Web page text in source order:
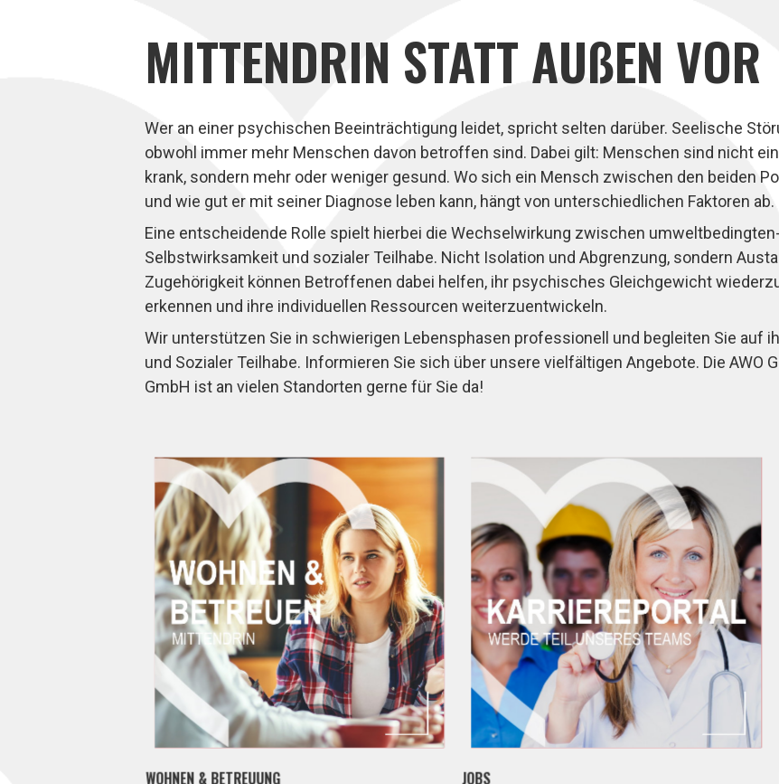
MITTENDRIN STATT AUßEN VOR
Wer an einer psychischen Beeinträchtigung leidet, spricht selten darüber. Seelische
obwohl immer mehr Menschen davon betroffen sind. Dabei gilt: Menschen sind nicht
krank, sondern mehr oder weniger gesund. Wo sich ein Mensch zwischen den beiden
und wie gut er mit seiner Diagnose leben kann, hängt von unterschiedlichen Faktoren ab.
Eine entscheidende Rolle spielt hierbei die Wechselwirkung zwischen
Selbstwirksamkeit und sozialer Teilhabe. Nicht Isolation und Abgrenzung, sondern
Zugehörigkeit können Betroffenen dabei helfen, ihr psychisches Gleichgewicht
erkennen und ihre individuellen Ressourcen weiterzuentwickeln.
Wir unterstützen Sie in schwierigen Lebensphasen professionell und begleiten Sie auf
und Sozialer Teilhabe. Informieren Sie sich über unsere vielfältigen Angebote. Die AWO
GmbH ist an vielen Standorten gerne für Sie da!
WOHNEN & BETREUUNG JOBS